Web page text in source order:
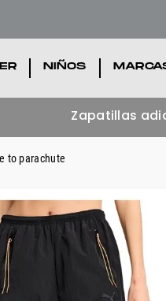
NIÑOS
Zapatillas
to parachute